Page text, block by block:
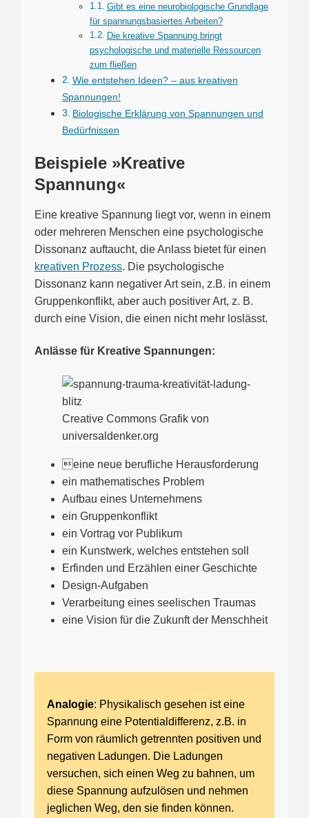
Gibt es eine neurobiologische Grundlage
für spannungsbasiertes Arbeiten?
Die kreative Spannung bringt
psychologische und materielle Ressourcen
zum fließen
Wie entstehen Ideen? – aus kreativen
Spannungen!
Biologische Erklärung von Spannungen und
Bedürfnissen
Beispiele »Kreative
Spannung«
Eine kreative Spannung liegt vor, wenn in einem
oder mehreren Menschen eine psychologische
Dissonanz auftaucht, die Anlass bietet für einen
kreativen Prozess. Die psychologische
Dissonanz kann negativer Art sein, z.B. in einem
Gruppenkonflikt, aber auch positiver Art, z. B.
durch eine Vision, die einen nicht mehr loslässt.
Anlässe für Kreative Spannungen:
Creative Commons Grafik von
universaldenker.org
eine neue berufliche Herausforderung
ein mathematisches Problem
Aufbau eines Unternehmens
ein Gruppenkonflikt
ein Vortrag vor Publikum
ein Kunstwerk, welches entstehen soll
Erfinden und Erzählen einer Geschichte
Design-Aufgaben
Verarbeitung eines seelischen Traumas
eine Vision für die Zukunft der Menschheit
Analogie: Physikalisch gesehen ist eine
Spannung eine Potentialdifferenz, z.B. in
Form von räumlich getrennten positiven und
negativen Ladungen. Die Ladungen
versuchen, sich einen Weg zu bahnen, um
diese Spannung aufzulösen und nehmen
jeglichen Weg, den sie finden können.